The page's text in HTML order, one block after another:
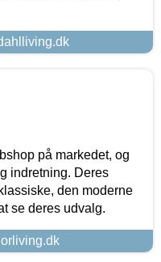
på markedet, og
indretning. Deres
den moderne
se deres udvalg.